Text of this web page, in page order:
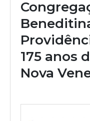
175 anos
Nova